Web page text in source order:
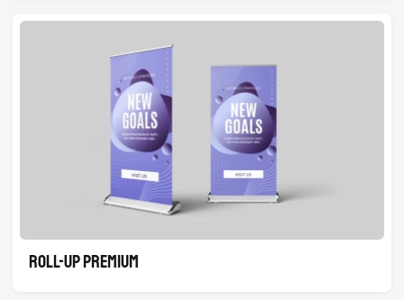
ROLL-UP PREMIUM